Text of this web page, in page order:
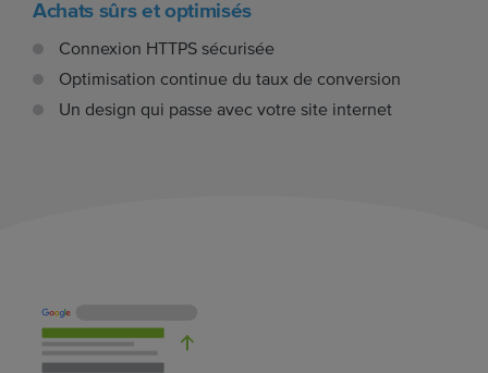
Achats sûrs et optimisés
Connexion HTTPS sécurisée
Optimisation continue du taux de conversion
Un design qui passe avec votre site internet